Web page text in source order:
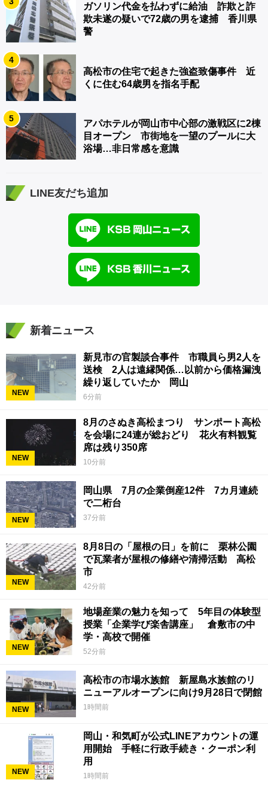
ガソリン代金を払わずに給油 詐欺と詐
欺未遂の疑いで72歳の男を逮捕 香川県
警
4
高松市の住宅で起きた強盗致傷事件 近
くに住む64歳男を指名手配
5
アパホテルが岡山市中心部の激戦区に2棟
目オープン 市街地を一望のプールに大
浴場…非日常感を意識
LINE友だち追加
新着ニュース
NEW
新見市の官製談合事件 市職員ら男2人を
送検 2人は遠縁関係…以前から価格漏洩
繰り返していたか 岡山
6分前
NEW
8月のさぬき高松まつり サンポート高松
を会場に24連が総おどり 花火有料観覧
席は残り350席
10分前
NEW
岡山県 7月の企業倒産12件 7カ月連続
で二桁台
37分前
NEW
8月8日の「屋根の日」を前に 栗林公園
で瓦業者が屋根の修繕や清掃活動 高松
市
42分前
NEW
地場産業の魅力を知って 5年目の体験型
授業「企業学び楽舎講座」 倉敷市の中
学・高校で開催
52分前
NEW
高松市の市場水族館 新屋島水族館のリ
ニューアルオープンに向け9月28日で閉館
1時間前
NEW
岡山・和気町が公式LINEアカウントの運
用開始 手軽に行政手続き・クーポン利
用
1時間前